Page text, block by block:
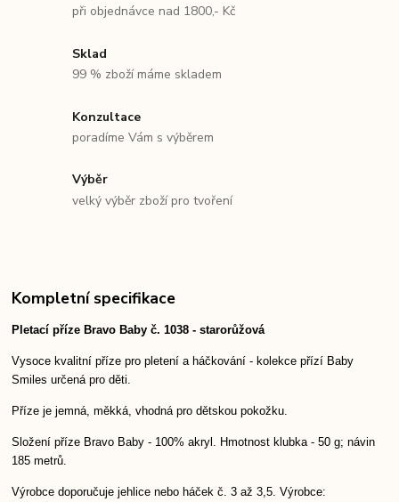
při objednávce nad 1800,- Kč
Sklad
99 % zboží máme skladem
Konzultace
poradíme Vám s výběrem
Výběr
velký výběr zboží pro tvoření
Kompletní specifikace
Pletací příze Bravo Baby č. 1038 - starorůžová
Vysoce kvalitní příze pro pletení a háčkování - kolekce přízí Baby
Smiles určená pro děti.
Příze je jemná, měkká, vhodná pro dětskou pokožku.
Složení příze Bravo Baby - 100% akryl. Hmotnost klubka - 50 g; návin
185 metrů.
Výrobce doporučuje jehlice nebo háček č. 3 až 3,5. Výrobce: